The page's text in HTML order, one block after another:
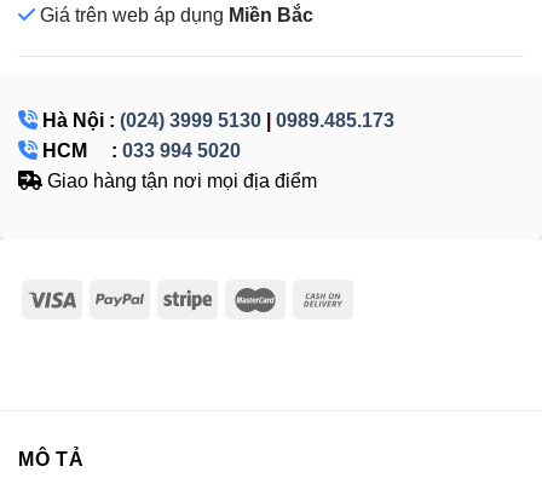
Giá trên web áp dụng Miền Bắc
Hà Nội : (024) 3999 5130
0989.485.173
HCM : 033 994 5020
Giao hàng tận nơi mọi địa điểm
MÔ TẢ